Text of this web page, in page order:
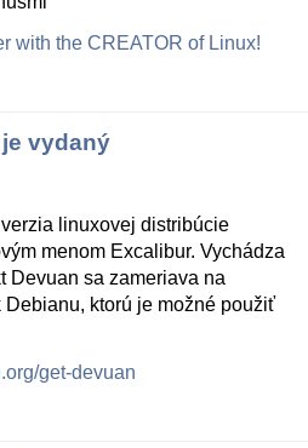
with the CREATOR of Linux!
vydaný
linuxovej distribúcie
menom Excalibur. Vychádza
Devuan sa zameriava na
ktorú je možné použiť
get-devuan